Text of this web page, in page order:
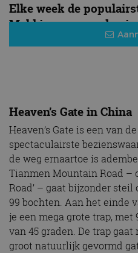
Elke week de
Meld je aan voor de
Heaven’s Gate in China
Heaven’s Gate is een van de
spectaculairste
de weg ernaartoe is
Tianmen Mountain Road –
Road’ – gaat bijzonder
99 bochten. Aan het einde
je een mega grote trap,
van 45 graden. De trap gaat
groot natuurlijk gevormd